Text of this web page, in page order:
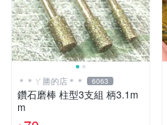
＊＊ㄚ勝的店＊＊ 6063
鑽石磨棒 柱型3支組 柄3.1m
m